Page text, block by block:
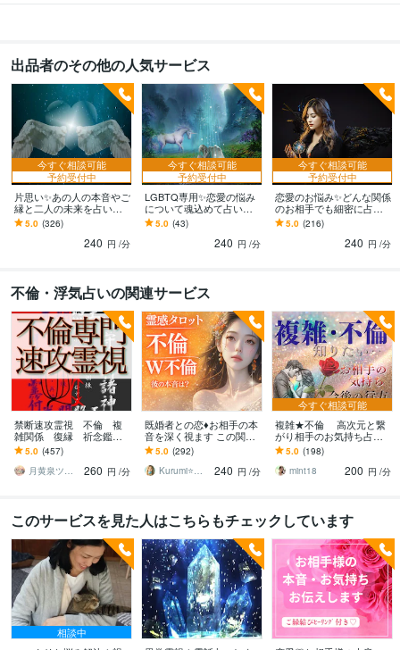
■魂のタロット占い ■恋愛～お相手様のお気持ち、相性など
■仕事～
転職や求職・副業など
■人生～自分自身やこれからの事など ■人間関係の
お悩み
タロット 占い カウンセリング セラピー 人間関係 悩み 仕事
恋愛
電話相談
複雑恋愛
学歴
Palomer College 2003年12月 ~ 2005年7月
出品者のその他の人気サービス
今すぐ相談可能
予約受付中
片思い✨あの人の本音やご
縁と二人の未来を占いま
す 恋愛✨片思いの悩みに
寄り添い魂のチャネリン
グタロットで鑑定
5.0 (326)
240 円 /分
今すぐ相談可能
予約受付中
LGBTQ専用✨恋愛の悩み
について魂込めて占いま
す LGBTについてアメリ
カで学んだ魂のタロット
鑑定士が占います
5.0 (43)
240 円 /分
今すぐ相談可能
予約受付中
恋愛のお悩み✨どんな関係
のお相手でも細密に占い
ます 片思い、相手の気持
ち、相性、未来、復縁、
出会い、複雑恋愛など
5.0 (216)
240 円 /分
不倫・浮気占いの関連サービス
禁断速攻霊視 不倫 複
雑関係 復縁 祈念鑑定
承ます お相手の深層心
理 お2人の前世と未来を
一瞬で紐解きます
5.0 (457)
月黄泉ツキヨミ《禁断速攻霊視》
260 円 /分
既婚者との恋♦️お相手の本
音を深く視ます この関係
の行方と本当の気持ちを
読み解きます✨
5.0 (292)
Kurumi⭐️精霊占い
240 円 /分
今すぐ相談可能
複雑★不倫 高次元と繋
がり相手のお気持ち占い
ます カードに表れた真実
を読みとく チャネリン
グで降ろす彼の気持ち
5.0 (198)
mint18
200 円 /分
このサービスを見た人はこちらもチェックしています
相談中